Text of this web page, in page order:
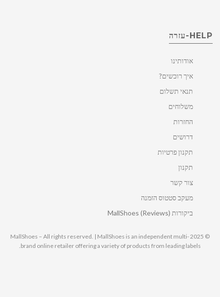
HELP-עזרה
אודותינו
איך רוכשים?
תנאי תשלום
משלוחים
החזרות
דרושים
תקנון פרטיות
תקנון
צור קשר
מעקב סטטוס הזמנה
ביקורות MallShoes (Reviews)
© 2025 MallShoes – All rights reserved. | MallShoes is an independent multi-
brand online retailer offering a variety of products from leading labels.